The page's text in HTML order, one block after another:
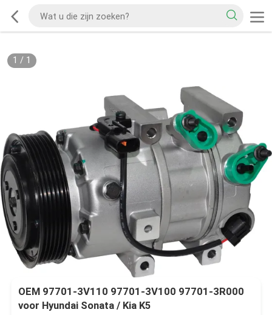
1 / 1
OEM 97701-3V110 97701-3V100 97701-3R000
voor Hyundai Sonata / Kia K5